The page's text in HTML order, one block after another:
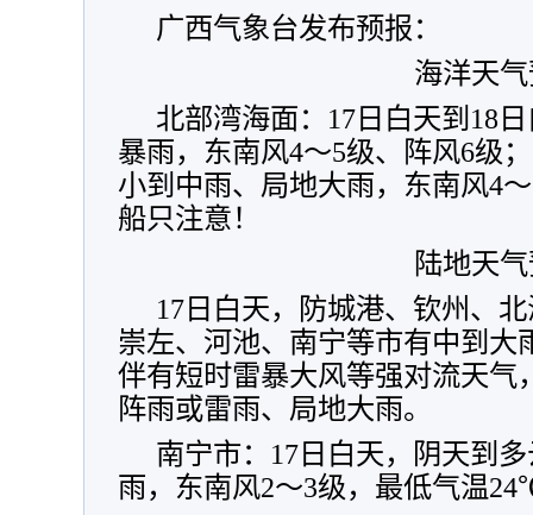
广西气象台发布预报：
海洋天
北部湾海面：17日白天到18
暴雨，东南风4～5级、阵风6级
小到中雨、局地大雨，东南风4
船只注意！
陆地天
17日 白天，防城港、钦州、
崇左、河池、南宁等市有中到大
伴有短时雷暴大风等强对流天气
阵雨或雷雨、局地大雨。
南宁市： 17日 白天，阴天到
雨，东南风2～3级，最低气温